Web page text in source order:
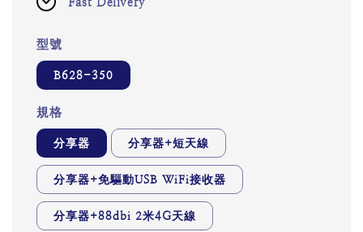
型號
B628-350
規格
分享器 分享器+短天線
分享器+免驅動USB WiFi接收器
分享器+88dbi 2米4G天線